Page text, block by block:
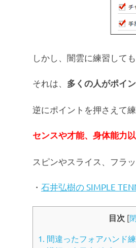
しかし、闇雲に練習して
それは、 多くの人がポイ
逆にポイントを押さえて
センスや才能、身体能力
スピンやスライス、フラ
・ 石井弘樹の SIMPLE
目次 [
1. 間違ったフォアハンド